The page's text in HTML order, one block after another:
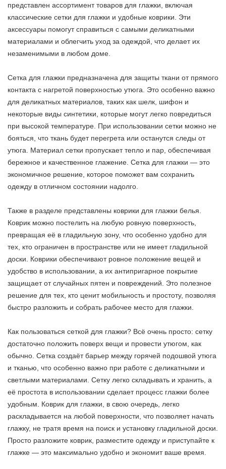
представлен ассортимент товаров для глажки, включая
классические сетки для глажки и удобные коврики. Эти
аксессуары помогут справиться с самыми деликатными
материалами и облегчить уход за одеждой, что делает их
незаменимыми в любом доме.
Сетка для глажки предназначена для защиты ткани от прямого
контакта с нагретой поверхностью утюга. Это особенно важно
для деликатных материалов, таких как шелк, шифон и
некоторые виды синтетики, которые могут легко повредиться
при высокой температуре. При использовании сетки можно не
бояться, что ткань будет перегрета или останутся следы от
утюга. Материал сетки пропускает тепло и пар, обеспечивая
бережное и качественное глажение. Сетка для глажки — это
экономичное решение, которое поможет вам сохранить
одежду в отличном состоянии надолго.
Также в разделе представлены коврики для глажки белья.
Коврик можно постелить на любую ровную поверхность,
превращая её в гладильную зону, что особенно удобно для
тех, кто ограничен в пространстве или не имеет гладильной
доски. Коврики обеспечивают ровное положение вещей и
удобство в использовании, а их антипригарное покрытие
защищает от случайных пятен и повреждений. Это полезное
решение для тех, кто ценит мобильность и простоту, позволяя
быстро разложить и собрать рабочее место для глажки.
Как пользоваться сеткой для глажки? Всё очень просто: сетку
достаточно положить поверх вещи и провести утюгом, как
обычно. Сетка создаёт барьер между горячей подошвой утюга
и тканью, что особенно важно при работе с деликатными и
светлыми материалами. Сетку легко складывать и хранить, а
её простота в использовании сделает процесс глажки более
удобным. Коврик для глажки, в свою очередь, легко
раскладывается на любой поверхности, что позволяет начать
глажку, не тратя время на поиск и установку гладильной доски.
Просто разложите коврик, разместите одежду и приступайте к
глажке — это максимально удобно и экономит ваше время.